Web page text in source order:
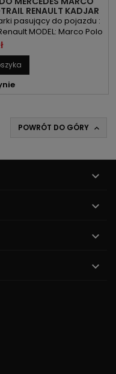
RENAULT KADJAR
TALISMAN - 1.7L
pasujący do pojazdu :
MODEL: Marco Polo
| Kadjar | Koleos |
OM622.851 | R9N |
1.7l MOC: 102KM/75kW |
| 150KM/110kW
POWRÓT DO GÓRY 



